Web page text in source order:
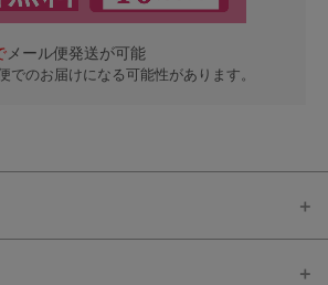
メール便発送が可能
でのお届けになる可能性があります。